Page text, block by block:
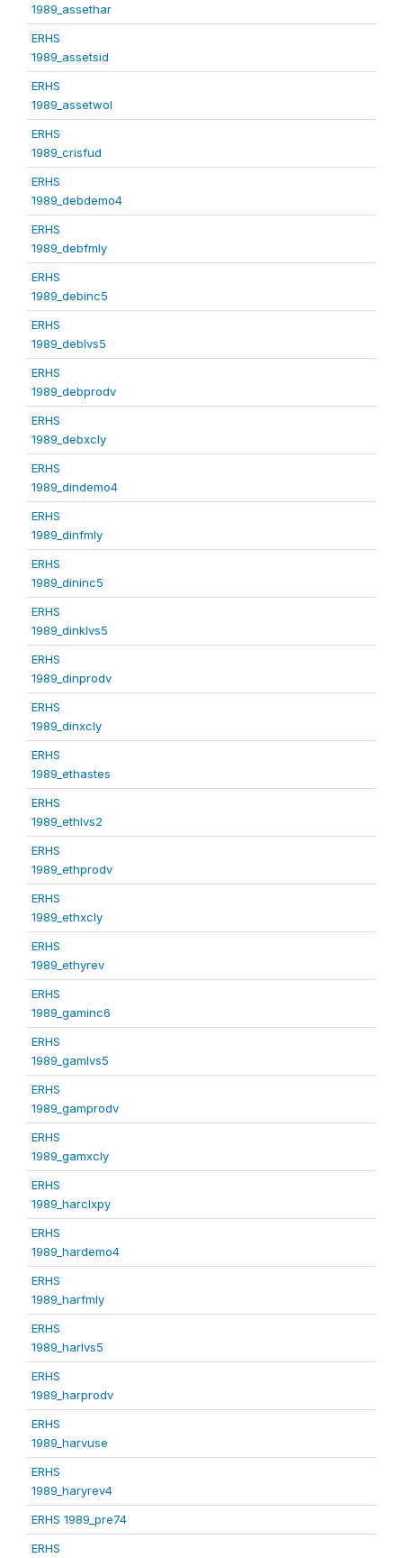
1989_assethar
ERHS
1989_assetsid
ERHS
1989_assetwol
ERHS
1989_crisfud
ERHS
1989_debdemo4
ERHS
1989_debfmly
ERHS
1989_debinc5
ERHS
1989_deblvs5
ERHS
1989_debprodv
ERHS
1989_debxcly
ERHS
1989_dindemo4
ERHS
1989_dinfmly
ERHS
1989_dininc5
ERHS
1989_dinklvs5
ERHS
1989_dinprodv
ERHS
1989_dinxcly
ERHS
1989_ethastes
ERHS
1989_ethlvs2
ERHS
1989_ethprodv
ERHS
1989_ethxcly
ERHS
1989_ethyrev
ERHS
1989_gaminc6
ERHS
1989_gamlvs5
ERHS
1989_gamprodv
ERHS
1989_gamxcly
ERHS
1989_harclxpy
ERHS
1989_hardemo4
ERHS
1989_harfmly
ERHS
1989_harlvs5
ERHS
1989_harprodv
ERHS
1989_harvuse
ERHS
1989_haryrev4
ERHS 1989_pre74
ERHS